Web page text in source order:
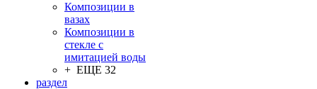
Композиции в
вазах
Композиции в
стекле с
имитацией воды
+ ЕЩЕ 32
раздел